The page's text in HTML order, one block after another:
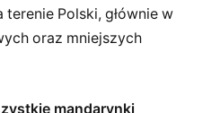
Polski, głównie w
oraz mniejszych
mandarynki